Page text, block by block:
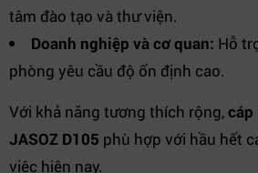
tâm đào tạo và thư viện.
Doanh nghiệp và cơ quan: Hỗ
phòng yêu cầu độ ổn định cao.
Với khả năng tương thích rộng,cáp
JASOZ D105 phù hợp với hầu hết
việc hiện nay.